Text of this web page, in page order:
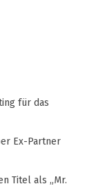
für das
Ex-Partner
Titel als „Mr.